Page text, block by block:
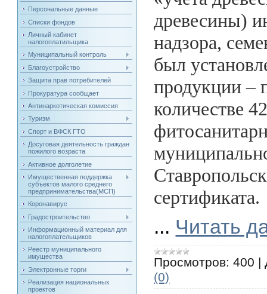
Персональные данные
Списки фондов
Личный кабинет
налогоплатильщика
Муниципальный контроль
Благоустройство
Защита прав потребителей
Прокуратура сообщает
Антинаркотическая комиссия
Туризм
Спорт и ВФСК ГТО
Досуговая деятельность граждан
пожилого возраста
Активное долголетие
Имущественная поддержка
субъектов малого среднего
предпринимательства(МСП)
Коронавирус
Градостроительство
Информационный материал для
налогоплательщиков
Реестр муниципального
имущества
Электронные торги
Реализация национальных
проектов
древесины)
надзора,
был
продукции –
количестве
сертификата.
... Читать
Просмотров: 400 |
(0)